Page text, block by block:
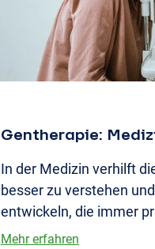
Gentherapie:
In der Medizin verhilft
besser zu verstehen
entwickeln, die immer
Mehr erfahren